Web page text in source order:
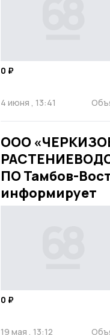
0 ₽
4 июня , 13:41
ООО
ПО Тамбов-
информирует
0 ₽
19 мая , 13:12